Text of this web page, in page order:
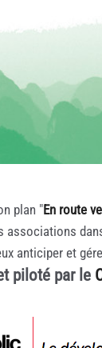
plan "En route
associations
anticiper et
piloté par le